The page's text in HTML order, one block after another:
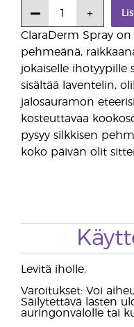
ClaraDerm Spray
pehmeänä,
jokaiselle ihotyypille
sisältää laventelin,
jalosauramon
kosteuttavaa
pysyy silkkisen
koko päivän olit
Levitä iholle.
Varoitukset: Voi
Säilytettävä lasten
auringonvalolle tai